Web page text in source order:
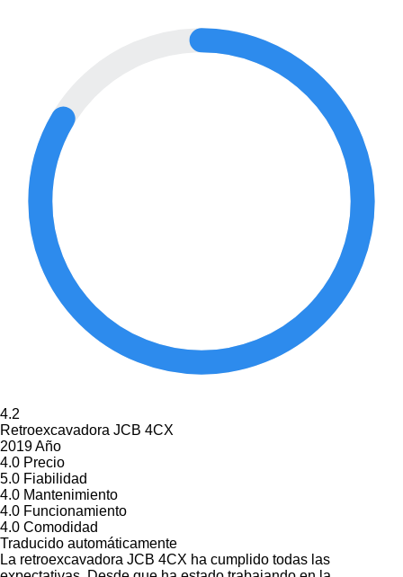
4.2
Retroexcavadora JCB 4CX
2019 Año
4.0 Precio
5.0 Fiabilidad
4.0 Mantenimiento
4.0 Funcionamiento
4.0 Comodidad
Traducido automáticamente
La retroexcavadora JCB 4CX ha cumplido todas las